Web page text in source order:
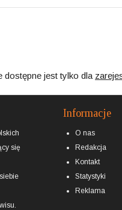
dostępne jest tylko dla
się
Informacje
O nas
Redakcja
Kontakt
Statystyki
Reklama